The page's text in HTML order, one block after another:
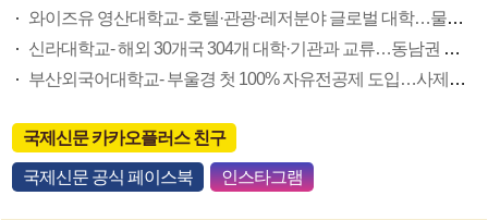
와이즈유 영산대학교- 호텔·관광·레저분야 글로벌 대학…물리치료학과 美대학과 학위 연계
신라대학교- 해외 30개국 304개 대학·기관과 교류…동남권 유일 항공기계학과 신설
부산외국어대학교- 부울경 첫 100% 자유전공제 도입…사제간 일대일 매칭 장학제 눈길
국제신문 카카오플러스 친구
국제신문 공식 페이스북 인스타그램